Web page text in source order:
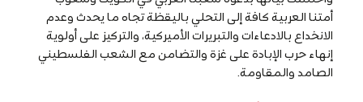
أمتنا العربية كافة إلى التحلي باليقظة تجاه ما يحدث وعدم
الانخداع بالادعاءات والتبريرات الأميركية، والتركيز على أولوية
إنهاء حرب الإبادة على غزة والتضامن مع الشعب الفلسطيني
الصامد والمقاومة.